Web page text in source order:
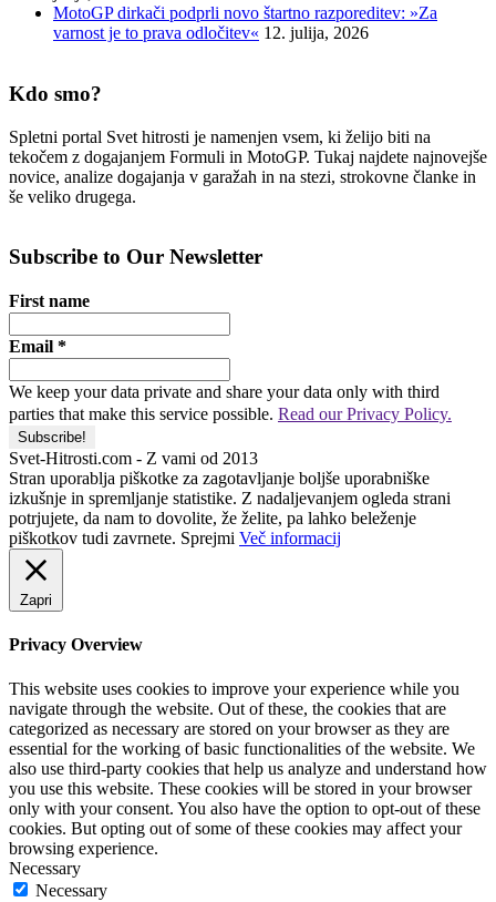
MotoGP dirkači podprli novo štartno razporeditev: »Za
varnost je to prava odločitev« 12. julija, 2026
Kdo smo?
Spletni portal Svet hitrosti je namenjen vsem, ki želijo biti na
tekočem z dogajanjem Formuli in MotoGP. Tukaj najdete najnovejše
novice, analize dogajanja v garažah in na stezi, strokovne članke in
še veliko drugega.
Subscribe to Our Newsletter
First name
Email *
We keep your data private and share your data only with third
parties that make this service possible. Read our Privacy Policy.
Svet-Hitrosti.com - Z vami od 2013
Stran uporablja piškotke za zagotavljanje boljše uporabniške
izkušnje in spremljanje statistike. Z nadaljevanjem ogleda strani
potrjujete, da nam to dovolite, že želite, pa lahko beleženje
piškotkov tudi zavrnete. Sprejmi Več informacij
Zapri
Privacy Overview
This website uses cookies to improve your experience while you
navigate through the website. Out of these, the cookies that are
categorized as necessary are stored on your browser as they are
essential for the working of basic functionalities of the website. We
also use third-party cookies that help us analyze and understand how
you use this website. These cookies will be stored in your browser
only with your consent. You also have the option to opt-out of these
cookies. But opting out of some of these cookies may affect your
browsing experience.
Necessary
Necessary